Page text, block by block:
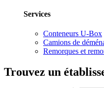
Services
Conteneurs U-Box
Camions de
Remorques et
Trouvez un